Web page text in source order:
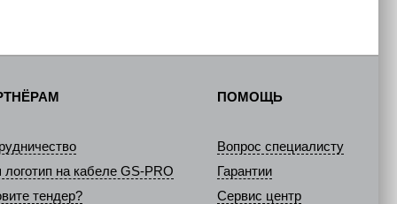
на кабеле GS-PRO
тендер?
ПОМОЩЬ
Вопрос специалисту
Гарантии
Сервис центр